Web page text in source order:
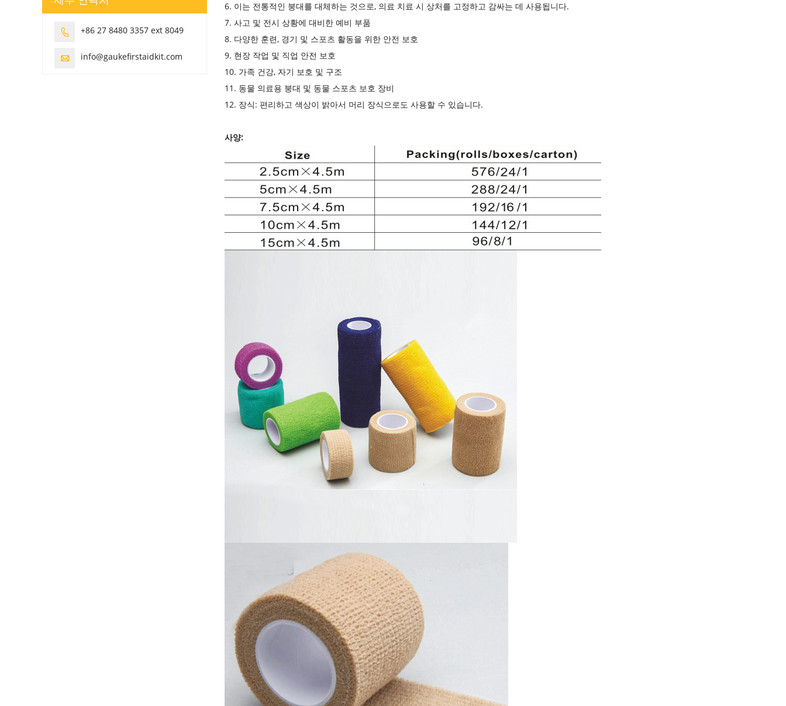
6. 이는 전통적인 붕대를 대체하는 것으로, 의료 치료 시 상처를 고정하고 감싸는 데 사용됩니다.
7. 사고 및 전시 상황에 대비한 예비 부품
8. 다양한 훈련, 경기 및 스포츠 활동을 위한 안전 보호
9. 현장 작업 및 직업 안전 보호
10. 가족 건강, 자기 보호 및 구조
11. 동물 의료용 붕대 및 동물 스포츠 보호 장비
12. 장식: 편리하고 색상이 밝아서 머리 장식으로도 사용할 수 있습니다.
사양:
 +86 27 8480 3357 ext 8049
 info@gaukefirstaidkit.com